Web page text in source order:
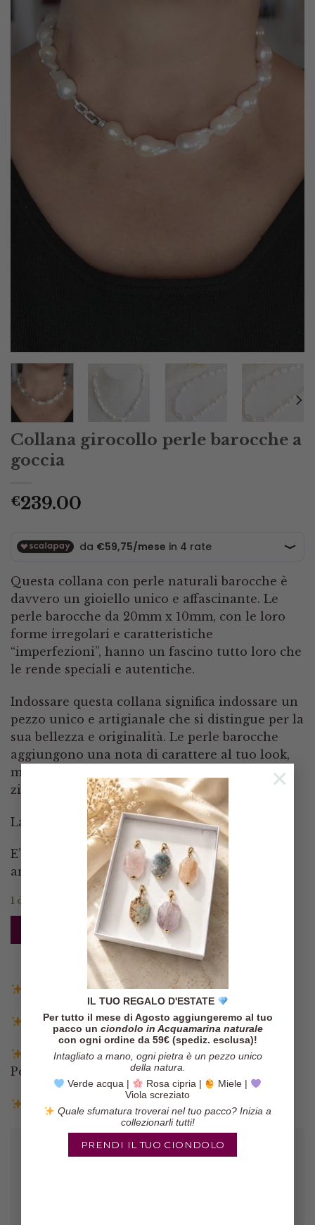
IL TUO REGALO D'ESTATE
Per tutto il mese di Agosto aggiungeremo al tuo
pacco un ciondolo in Acquamarina naturale
con ogni ordine da 59€ (spediz. esclusa)!
Intagliato a mano, ogni pietra è un pezzo unico
della natura.
Verde acqua |
Rosa cipria |
Miele |
Viola screziato
Quale sfumatura troverai nel tuo pacco? Inizia a
collezionarli tutti!
PRENDI IL TUO CIONDOLO
×
Collana girocollo perle barocche a
goccia
€239.00
Questa collana con perle naturali barocche è
davvero un gioiello unico e affascinante. Le
perle barocche da 20mm x 10mm, con le loro
forme irregolari e caratteristiche
“imperfezioni”, hanno un fascino tutto loro che
le rende speciali e autentiche.
Indossare questa collana significa indossare un
pezzo unico e artigianale che si distingue per la
sua bellezza e originalità. Le perle barocche
aggiungono una nota di carattere al tuo look,
mentre la chiusura in argento 925 rodiato
zirconata, conferisce un tocco di lusso e stile.
La chiusura è apribile da entrambi i lati
E’ lunga 40 cm compresa la chiusura, ed è
annodata professionalmente tra le perle.
1 disponibili
AGGIUNGI AL CARRELLO
Spedizione gratuita in Italia sopra i 140€
Spedizione entro 3 giorni lavorativi
Pagamenti tramite Paypal, Carta di credito,
Postepay e Scalapay
Resi entro 14 giorni